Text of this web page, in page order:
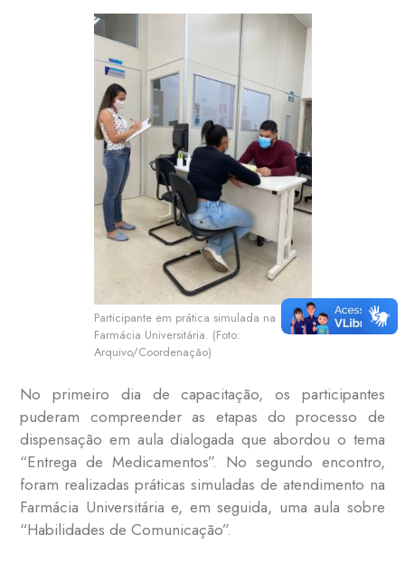
Participante em prática simulada na
Farmácia Universitária. (Foto:
Arquivo/Coordenação)
No primeiro dia de capacitação, os participantes
puderam compreender as etapas do processo de
dispensação em aula dialogada que abordou o tema
“Entrega de Medicamentos”. No segundo encontro,
foram realizadas práticas simuladas de atendimento na
Farmácia Universitária e, em seguida, uma aula sobre
“Habilidades de Comunicação”.